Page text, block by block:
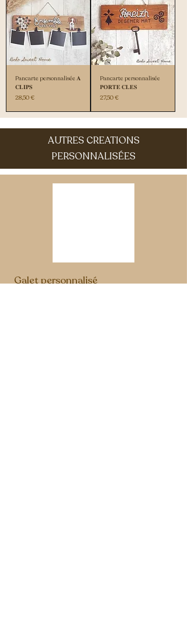
Pancarte personnalisée 𝐀
𝐂𝐋𝐈𝐏𝐒
Prix
28,50 €
Pancarte personnalisée
𝐏𝐎𝐑𝐓𝐄 𝐂𝐋𝐄𝐒
Prix
27,50 €
AUTRES CREATIONS
PERSONNALISÉES
Galet personnalisé